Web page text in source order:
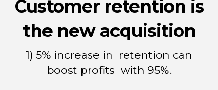
Customer retention is
the new acquisition
1) 5% increase in retention can
boost profits with 95%.